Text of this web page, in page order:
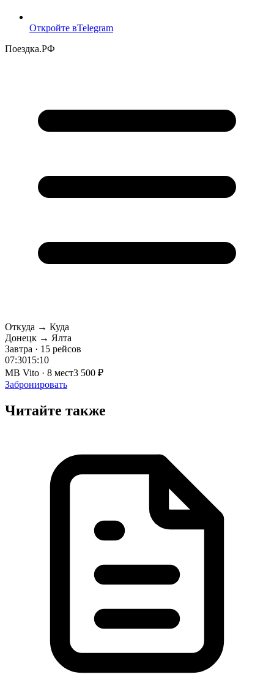
Откройте вTelegram
Поездка.РФ
Откуда → Куда
Донецк → Ялта
Завтра · 15 рейсов
07:3015:10
MB Vito · 8 мест3 500 ₽
Забронировать
Читайте также